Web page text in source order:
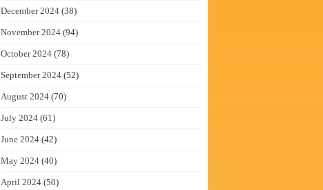
December 2024 (38)
November 2024 (94)
October 2024 (78)
September 2024 (52)
August 2024 (70)
July 2024 (61)
June 2024 (42)
May 2024 (40)
April 2024 (50)